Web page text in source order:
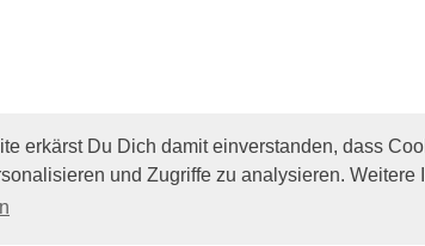
erkärst Du Dich damit einverstanden, dass
und Zugriffe zu analysieren.
(c)